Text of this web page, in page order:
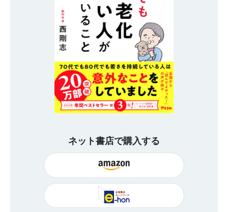
ネット書店で購入する